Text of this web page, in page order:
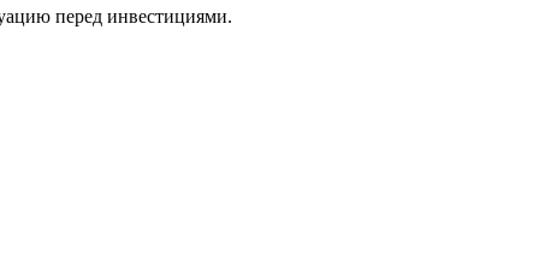
перед инвестициями.